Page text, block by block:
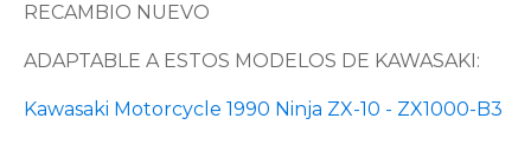
RECAMBIO NUEVO
ADAPTABLE A ESTOS MODELOS DE KAWASAKI:
Kawasaki Motorcycle 1990 Ninja ZX-10 - ZX1000-B3